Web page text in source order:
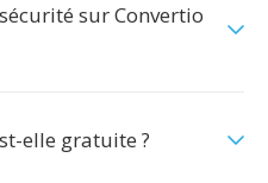
sur Convertio
elle gratuite ?